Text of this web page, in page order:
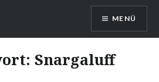
Hobbyblog
MENÜ
Snargaluff